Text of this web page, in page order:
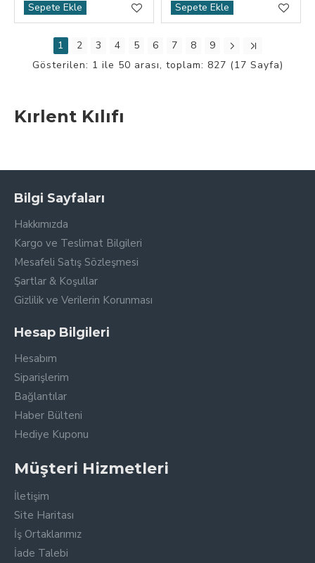
Sepete Ekle Sepete Ekle
1 2 3 4 5 6 7 8
9
Gösterilen: 1 ile 50 arası, toplam: 827 (17 Sayfa)
Kırlent Kılıfı
Bilgi Sayfaları
Hakkımızda
Kargo ve Teslimat Bilgileri
Mesafeli Satış Sözleşmesi
Şartlar & Koşullar
Gizlilik ve Verilerin Korunması
Hesap Bilgileri
Hesabım
Siparişlerim
Bağlantılar
Haber Bülteni
Hediye Kuponu
Müşteri Hizmetleri
İletişim
Site Haritası
İş Ortaklarımız
İade Talebi